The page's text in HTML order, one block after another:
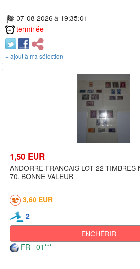
07-08-2026 à 19:35:01
terminée
+ ajout à ma sélection
1,50 EUR
ANDORRE FRANCAIS LOT 22 TIMBRES
70. BONNE VALEUR
3,60 EUR
2
ENCHÉRIR
FR - 01***